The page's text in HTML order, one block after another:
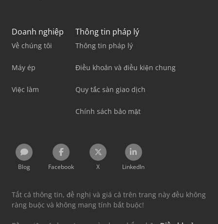
Doanh nghiệp
Về chúng tôi
Máy ép
Việc làm
Thông tin pháp lý
Thông tin pháp lý
Điều khoản và điều kiện chung
Quy tắc sàn giao dịch
Chính sách bảo mật
Blog Facebook X LinkedIn
Tất cả thông tin, đề nghị và giá cả trên trang này đều không
ràng buộc và không mang tính bắt buộc!